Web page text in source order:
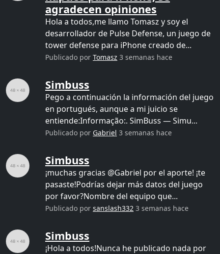
agradecen opiniones
Hola a todos,me llamo Tomasz y soy el
desarrollador de Pulse Defense, un juego de
tower defense para iPhone creado de...
Publicado por Tomasz 3 semanas hace
Simbuss
Pego a continuación la información del juego
en portugués, aunque a mi juicio se
entiende:Informação:. SimBuss — Simu...
Publicado por Gabriel 3 semanas hace
Simbuss
¡muchas gracias @Gabriel por el aporte! ¡te
pasaste!Podrías dejar más datos del juego
por favor?Nombre del equipo que...
Publicado por sanslash332 3 semanas hace
Simbuss
¡Hola a todos!Nunca he publicado nada por